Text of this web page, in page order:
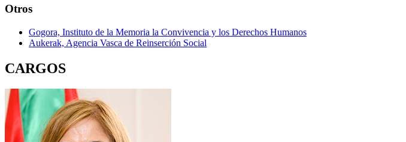
Otros
Gogora, Instituto de la Memoria la Convivencia y los Derechos Humanos
Aukerak, Agencia Vasca de Reinserción Social
CARGOS